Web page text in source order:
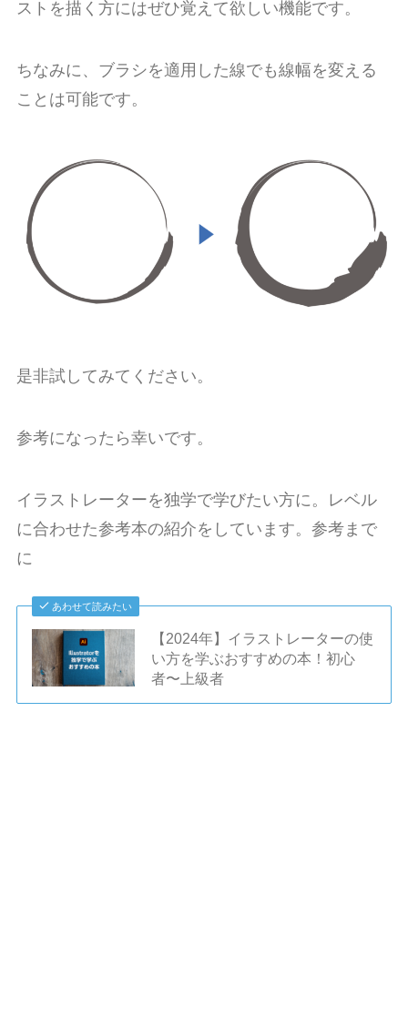
ストを描く方にはぜひ覚えて欲しい機能です。
ちなみに、ブラシを適用した線でも線幅を変える
ことは可能です。
是非試してみてください。
参考になったら幸いです。
イラストレーターを独学で学びたい方に。レベル
に合わせた参考本の紹介をしています。参考まで
に
あわせて読みたい
【2024年】イラストレーターの使
い方を学ぶおすすめの本！初心
者〜上級者